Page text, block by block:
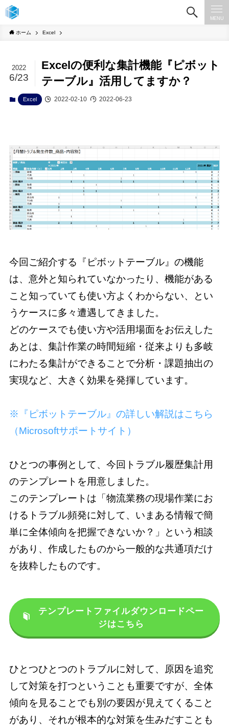
MENU
ホーム Excel
Excelの便利な集計機能『ピボット
テーブル』活用してますか？
2022
6/23
Excel 2022-02-10 2022-06-23
今回ご紹介する『ピボットテーブル』の機能
は、意外と知られていなかったり、機能がある
こと知っていても使い方よくわからない、とい
うケースに多々遭遇してきました。
どのケースでも使い方や活用場面をお伝えした
あとは、集計作業の時間短縮・従来よりも多岐
にわたる集計ができることで分析・課題抽出の
実現など、大きく効果を発揮しています。
※『ピボットテーブル』の詳しい解説はこちら
（Microsoftサポートサイト）
ひとつの事例として、今回トラブル履歴集計用
のテンプレートを用意しました。
このテンプレートは「物流業務の現場作業にお
けるトラブル頻発に対して、いまある情報で簡
単に全体傾向を把握できないか？」という相談
があり、作成したものから一般的な共通項だけ
テンプレートファイルダウンロードペー
ジはこちら
ひとつひとつのトラブルに対して、原因を追究
して対策を打つということも重要ですが、全体
傾向を見ることでも別の要因が見えてくること
があり、それが根本的な対策を生みだすことも